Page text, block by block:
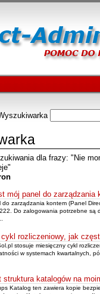
dla frazy: "Nie
mój panel do zarządzania
do zarządzania kontem (Panel
Do zalogowania potrzebne są
rozliczeniowy, jak
stosuje miesięczny cykl
w systemach kwartalnych,
struktura katalogów na
Katalog ten zawiera kopie